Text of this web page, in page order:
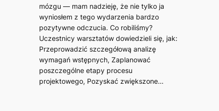
mózgu — mam nadzieję, że nie tylko ja
wyniosłem z tego wydarzenia bardzo
pozytywne odczucia. Co robiliśmy?
Uczestnicy warsztatów dowiedzieli się, jak:
Przeprowadzić szczegółową analizę
wymagań wstępnych, Zaplanować
poszczególne etapy procesu
projektowego, Pozyskać zwiększone…